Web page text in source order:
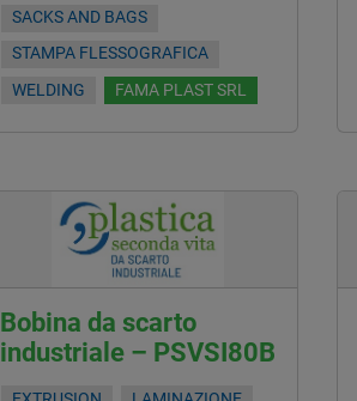
SACKS AND BAGS
STAMPA FLESSOGRAFICA
WELDING
FAMA PLAST SRL
Bobina da scarto
industriale – PSVSI80B